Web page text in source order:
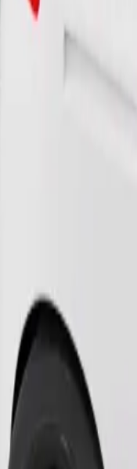
Ülemiste
trajet entre Ülemiste
clics !
peuvent aider les
pliés (il ne s'agit pas